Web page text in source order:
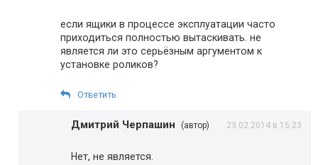
если ящики в процессе эксплуатации часто
приходиться полностью вытаскивать. не
является ли это серьёзным аргументом к
установке роликов?
Ответить
Дмитрий Черпашин (автор) 23.02.2014 в 15:23
Нет, не является.